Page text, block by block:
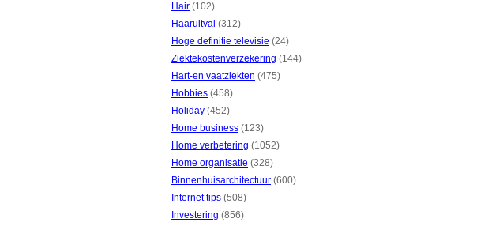
Hair (102)
Haaruitval (312)
Hoge definitie televisie (24)
Ziektekostenverzekering (144)
Hart-en vaatziekten (475)
Hobbies (458)
Holiday (452)
Home business (123)
Home verbetering (1052)
Home organisatie (328)
Binnenhuisarchitectuur (600)
Internet tips (508)
Investering (856)